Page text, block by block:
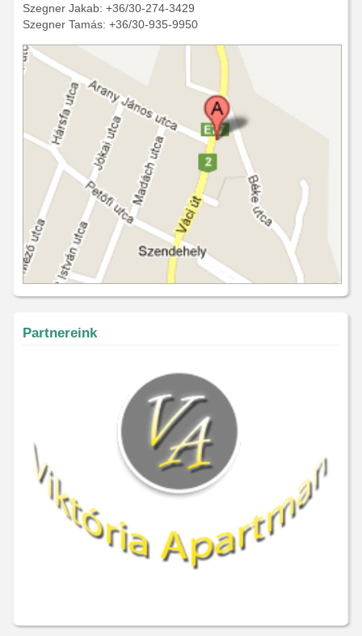
Szegner Jakab: +36/30-274-3429
Szegner Tamás: +36/30-935-9950
Partnereink